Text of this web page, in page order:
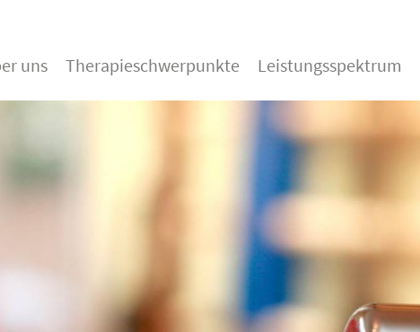
uns Therapieschwerpunkte Leistungsspektrum